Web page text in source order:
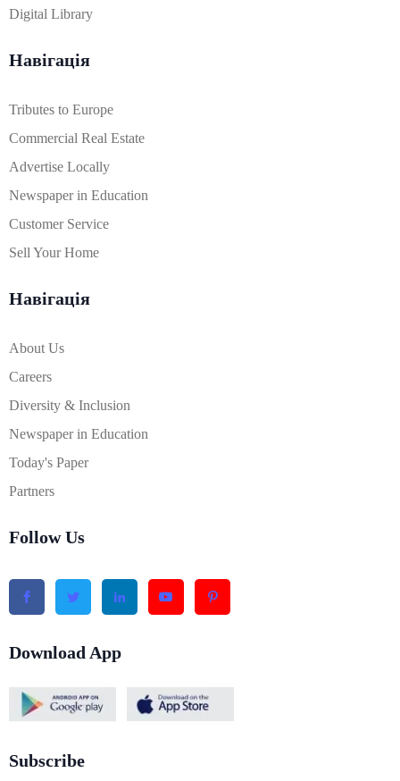
Digital Library
Навігація
Tributes to Europe
Commercial Real Estate
Advertise Locally
Newspaper in Education
Customer Service
Sell Your Home
Навігація
About Us
Careers
Diversity & Inclusion
Newspaper in Education
Today's Paper
Partners
Follow Us
Download App
Subscribe